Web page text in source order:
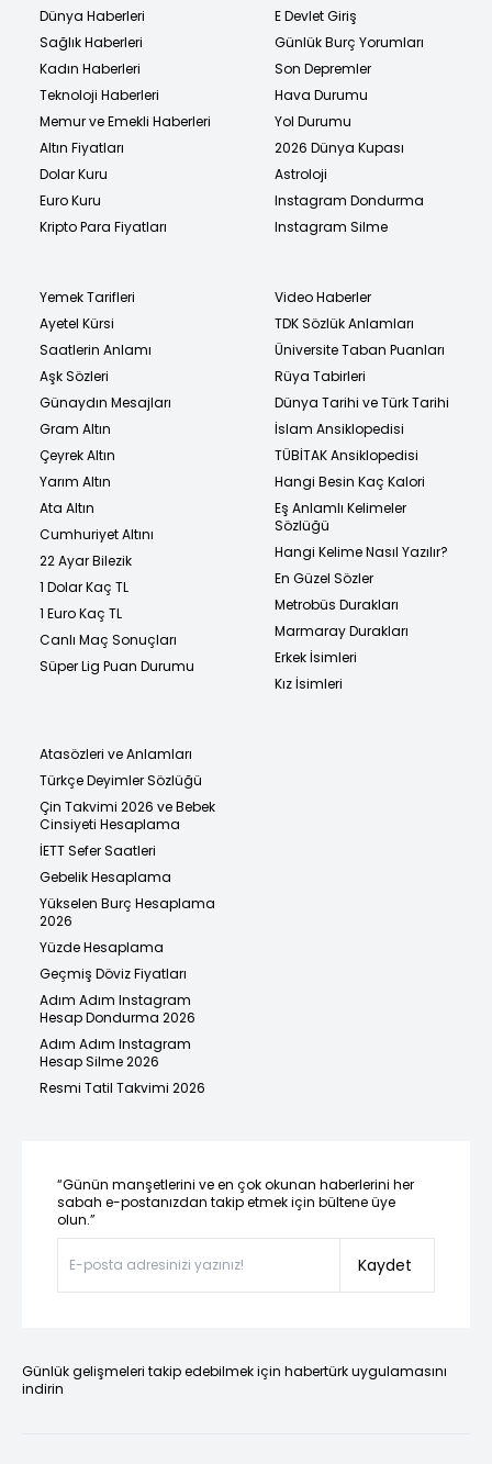
Dünya Haberleri
Sağlık Haberleri
Kadın Haberleri
Teknoloji Haberleri
Memur ve Emekli Haberleri
Altın Fiyatları
Dolar Kuru
Euro Kuru
Kripto Para Fiyatları
E Devlet Giriş
Günlük Burç Yorumları
Son Depremler
Hava Durumu
Yol Durumu
2026 Dünya Kupası
Astroloji
Instagram Dondurma
Instagram Silme
Yemek Tarifleri
Ayetel Kürsi
Saatlerin Anlamı
Aşk Sözleri
Günaydın Mesajları
Gram Altın
Çeyrek Altın
Yarım Altın
Ata Altın
Cumhuriyet Altını
22 Ayar Bilezik
1 Dolar Kaç TL
1 Euro Kaç TL
Canlı Maç Sonuçları
Süper Lig Puan Durumu
Video Haberler
TDK Sözlük Anlamları
Üniversite Taban Puanları
Rüya Tabirleri
Dünya Tarihi ve Türk Tarihi
İslam Ansiklopedisi
TÜBİTAK Ansiklopedisi
Hangi Besin Kaç Kalori
Eş Anlamlı Kelimeler
Sözlüğü
Hangi Kelime Nasıl Yazılır?
En Güzel Sözler
Metrobüs Durakları
Marmaray Durakları
Erkek İsimleri
Kız İsimleri
Atasözleri ve Anlamları
Türkçe Deyimler Sözlüğü
Çin Takvimi 2026 ve Bebek
Cinsiyeti Hesaplama
İETT Sefer Saatleri
Gebelik Hesaplama
Yükselen Burç Hesaplama
2026
Yüzde Hesaplama
Geçmiş Döviz Fiyatları
Adım Adım Instagram
Hesap Dondurma 2026
Adım Adım Instagram
Hesap Silme 2026
Resmi Tatil Takvimi 2026
“Günün manşetlerini ve en çok okunan haberlerini her
sabah e-postanızdan takip etmek için bültene üye
olun.”
Kaydet
Günlük gelişmeleri takip edebilmek için habertürk uygulamasını
indirin